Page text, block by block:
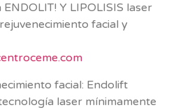
Y LIPOLISIS laser
facial y
facial: Endolift
laser mínimamente